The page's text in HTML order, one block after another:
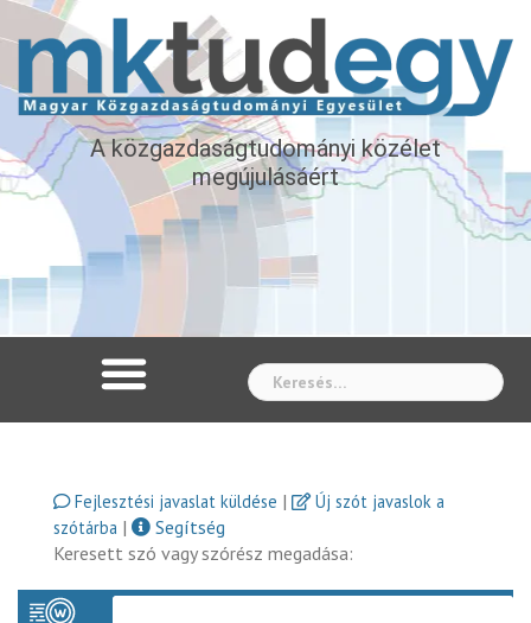
A közgazdaságtudományi közélet
megújulásáért
Fejlesztési javaslat küldése |
Új szót javaslok a
szótárba |
Segítség
Keresett szó vagy szórész megadása: